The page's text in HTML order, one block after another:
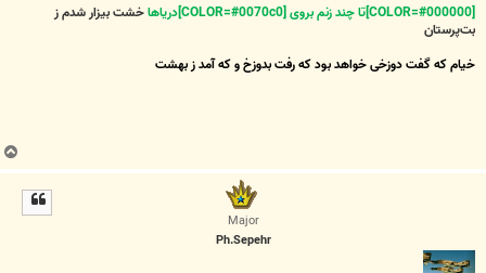
خشت بیزار شدم ز
بت‌پرستان
خیام که گفت دوزخی خواهد بود که رفت بدوزخ و که آمد ز بهشت
ب
ا
Major
Ph.Sepehr